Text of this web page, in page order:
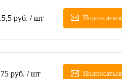
руб. / шт Подписаться
руб. / шт Подписаться